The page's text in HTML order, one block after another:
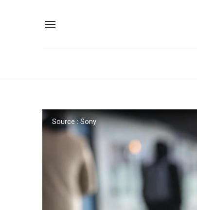
Source : Sony